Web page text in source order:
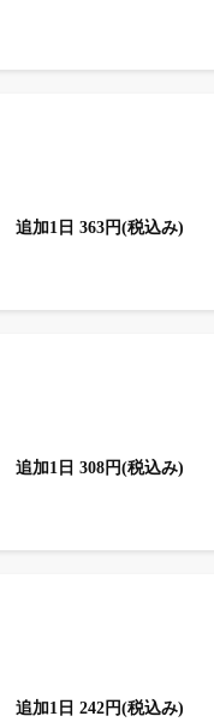
追加1日 363円(税込み)
追加1日 308円(税込み)
追加1日 242円(税込み)